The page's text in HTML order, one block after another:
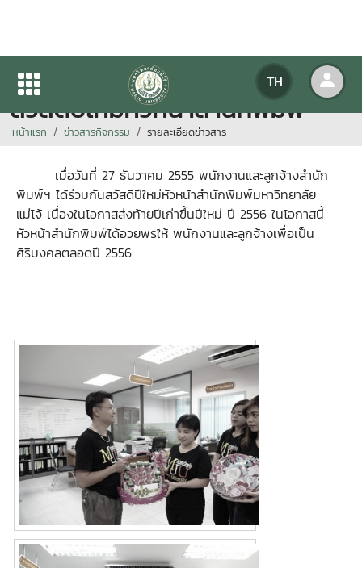
TH
บุคลากรสำนักพิมพ์ฯ ร่วมกัน
สวัสดีปีใหม่หัวหน้าสำนักพิมพ์
หน้าแรก ข่าวสารกิจกรรม รายละเอียดข่าวสาร
เมื่อวันที่ 27 ธันวาคม 2555 พนักงานและลูกจ้างสำนัก
พิมพ์ฯ ได้ร่วมกันสวัสดีปีใหม่หัวหน้าสำนักพิมพ์มหาวิทยาลัย
แม่โจ้ เนื่องในโอกาสส่งท้ายปีเก่าขึ้นปีใหม่ ปี 2556 ในโอกาสนี้
หัวหน้าสำนักพิมพ์ได้อวยพรให้ พนักงานและลูกจ้างเพื่อเป็น
ศิริมงคลตลอดปี 2556